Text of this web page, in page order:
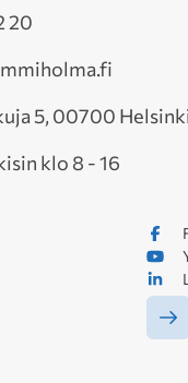
20
5, 00700
klo 8 - 16